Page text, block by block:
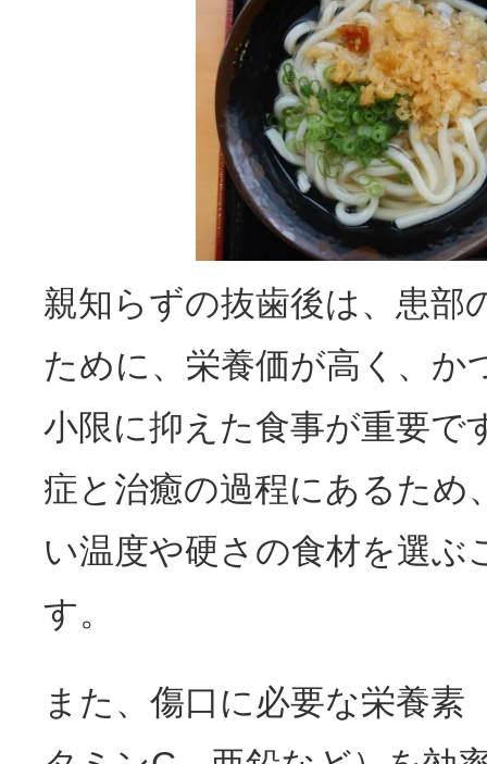
親知らずの抜歯後は、患部
ために、栄養価が高く、か
小限に抑えた食事が重要で
症と治癒の過程にあるため
い温度や硬さの食材を選ぶ
す。
また、傷口に必要な栄養素